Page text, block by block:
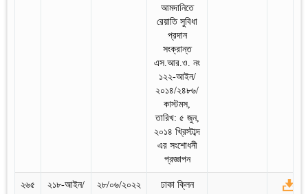
আমদানিতে
রেয়াতি সুবিধা
প্রদান
সংক্রান্ত
এস.আর.ও. নং
১২২-আইন/
২০১৪/২৪৮৬/
কাস্টমস,
তারিখ: ৫ জুন,
২০১৪ খ্রিস্টাব্দ
এর সংশোধনী
প্রজ্ঞাপন
২৬৫
২১৮-আইন/
২৮/০৬/২০২২
ঢাকা ক্লিন